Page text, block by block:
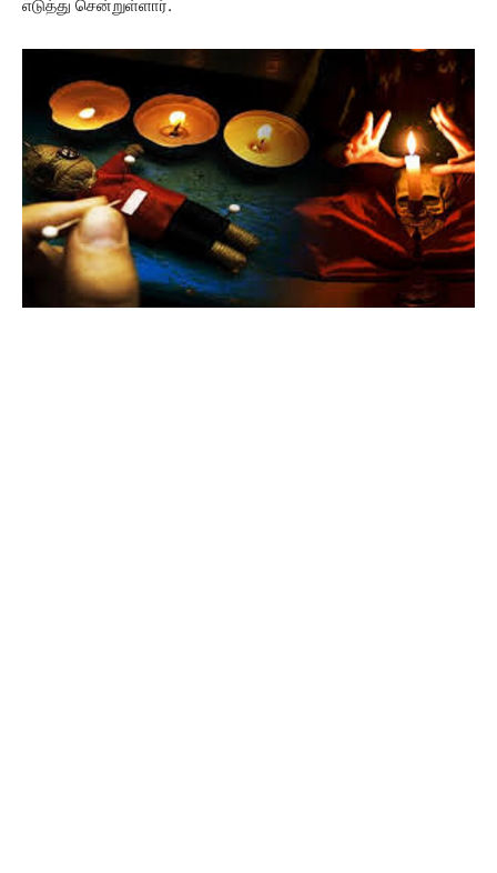
எடுத்து சென்றுள்ளார்.